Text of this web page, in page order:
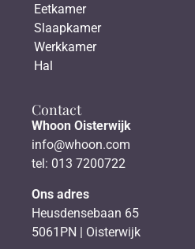
Eetkamer
Slaapkamer
Werkkamer
Hal
Contact
Whoon Oisterwijk
info@whoon.com
tel: 013 7200722
Ons adres
Heusdensebaan 65
5061PN | Oisterwijk